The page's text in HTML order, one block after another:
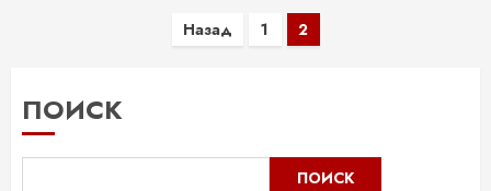
Назад 1 2
ПОИСК
ПОИСК